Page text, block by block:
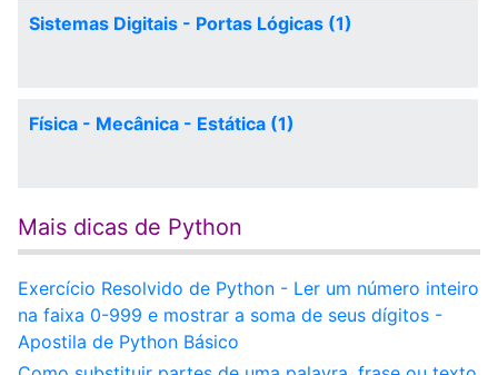
Sistemas Digitais - Portas Lógicas (1)
Física - Mecânica - Estática (1)
Mais dicas de Python
Exercício Resolvido de Python - Ler um número inteiro
na faixa 0-999 e mostrar a soma de seus dígitos -
Apostila de Python Básico